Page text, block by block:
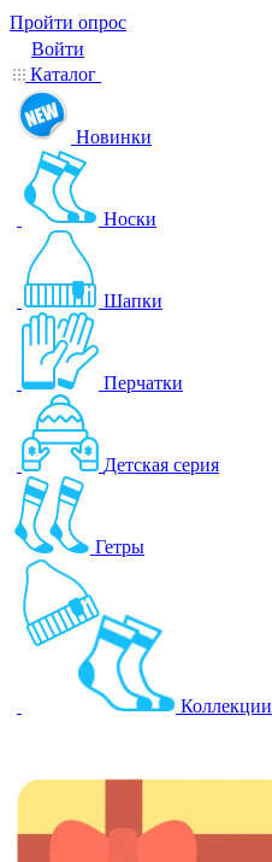
Пройти опрос
Войти
Каталог
Новинки
Носки
Шапки
Перчатки
Детская серия
Гетры
Коллекции